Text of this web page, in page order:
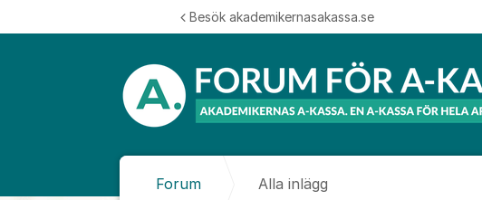
Besök akademikernasakassa.se
Forum Alla inlägg